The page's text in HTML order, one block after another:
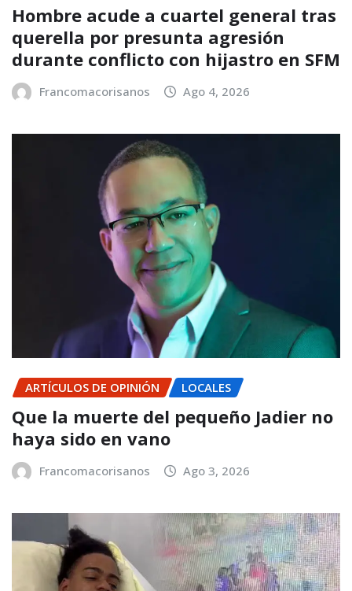
Hombre acude a cuartel general tras
querella por presunta agresión
durante conflicto con hijastro en SFM
Francomacorisanos Ago 4, 2026
ARTÍCULOS DE OPINIÓN LOCALES
Que la muerte del pequeño Jadier no
haya sido en vano
Francomacorisanos Ago 3, 2026